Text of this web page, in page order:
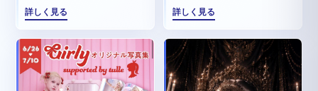
詳しく見る 詳しく見る